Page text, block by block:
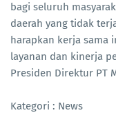
bagi seluruh
daerah yang tidak
harapkan kerja sama
layanan dan kinerja
Presiden Direktur PT
Kategori : News